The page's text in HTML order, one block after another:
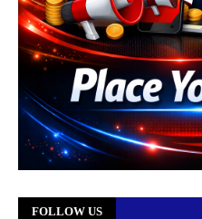
FOLLOW US